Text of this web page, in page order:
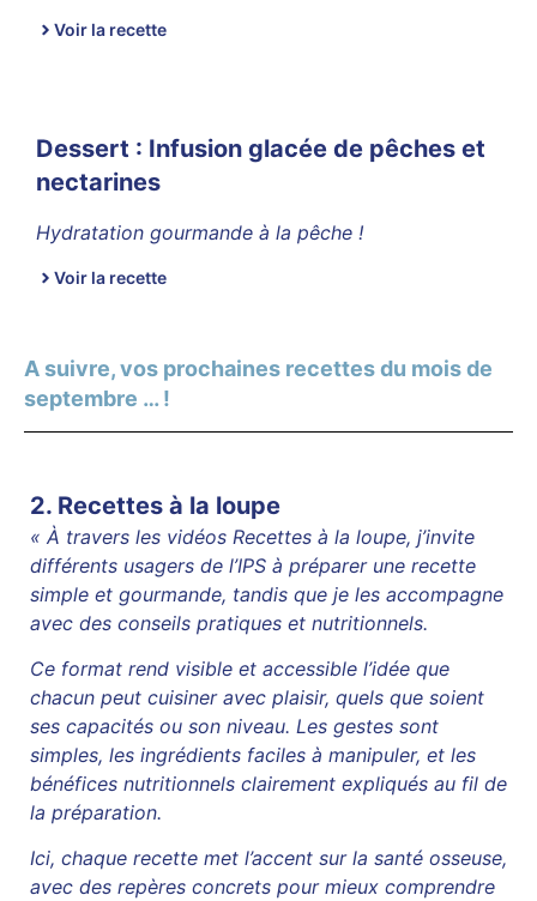
Voir la recette
Dessert : Infusion glacée de pêches et
nectarines
Hydratation gourmande à la pêche !
Voir la recette
A suivre, vos prochaines recettes du mois de
septembre … !
2. Recettes à la loupe
« À travers les vidéos Recettes à la loupe, j’invite
différents usagers de l’IPS à préparer une recette
simple et gourmande, tandis que je les accompagne
avec des conseils pratiques et nutritionnels.
Ce format rend visible et accessible l’idée que
chacun peut cuisiner avec plaisir, quels que soient
ses capacités ou son niveau. Les gestes sont
simples, les ingrédients faciles à manipuler, et les
bénéfices nutritionnels clairement expliqués au fil de
la préparation.
Ici, chaque recette met l’accent sur la santé osseuse,
avec des repères concrets pour mieux comprendre